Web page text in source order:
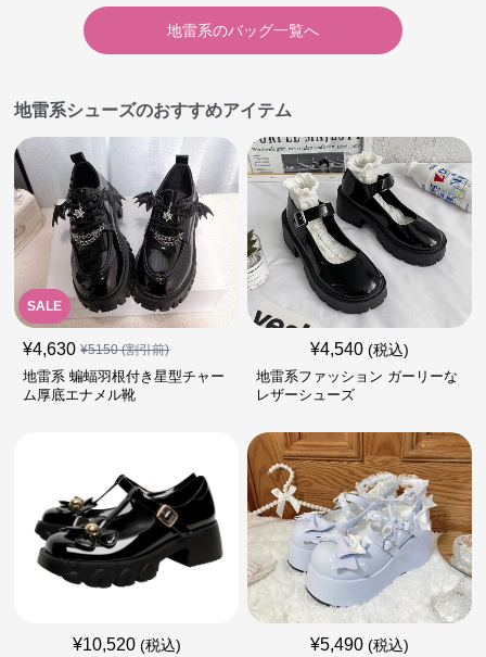
地雷系のバッグ一覧へ
地雷系シューズのおすすめアイテム
SALE
¥4,630 ¥5150(割引前)
地雷系 蝙蝠羽根付き星型チャー
ム厚底エナメル靴
¥4,540 (税込)
地雷系ファッション ガーリーな
レザーシューズ
¥10,520 (税込) ¥5,490 (税込)